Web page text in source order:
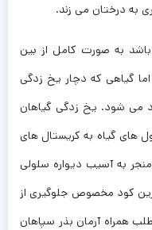
به درختان می زند.
به صورت کامل از بین
گیاهی که دچار یخ زدگی
می شود. یخ زدگی گیاهان
گیاه به کریستال ‌های
به آسیب دیواره سلولی
کود مخصوص جلوگیری از
همراه آرمان بذر سپاهان